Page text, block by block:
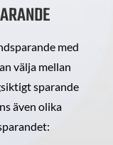
med
välja mellan
sparande
även olika